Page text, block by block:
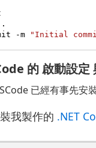
-m
"Initial
的 啟動設定
已經有事先安
我製作的 .NET